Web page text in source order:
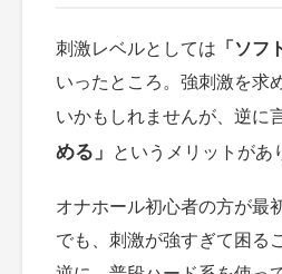
刺激レベルとしては 「ソフ
いったところ。強刺激を求
いかもしれませんが、逆に
める」 というメリットがあ
オナホール初心者の方が最
でも、刺激が強すぎて困る